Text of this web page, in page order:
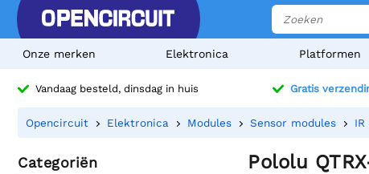
Onze merken Elektronica Platformen
Vandaag besteld, dinsdag in huis Gratis
Opencircuit Elektronica Modules Sensor modules
Categoriën
Pololu